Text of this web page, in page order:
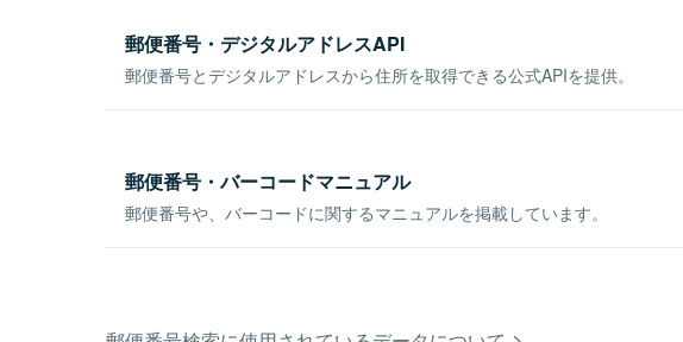
郵便番号・デジタルアドレスAPI
郵便番号とデジタルアドレスから住所を取得できる公式APIを提供。
郵便番号・バーコードマニュアル
郵便番号や、バーコードに関するマニュアルを掲載しています。